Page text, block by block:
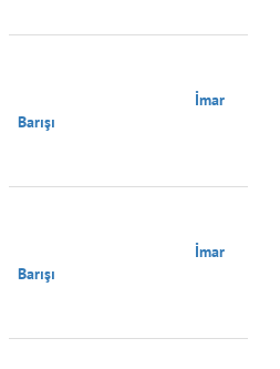
Barışı
Barışı